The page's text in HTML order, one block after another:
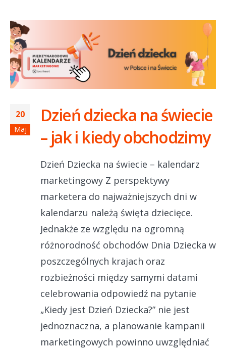
20
Maj
Dzień dziecka na świecie
– jak i kiedy obchodzimy
Dzień Dziecka na świecie – kalendarz
marketingowy Z perspektywy
marketera do najważniejszych dni w
kalendarzu należą święta dziecięce.
Jednakże ze względu na ogromną
różnorodność obchodów Dnia Dziecka w
poszczególnych krajach oraz
rozbieżności między samymi datami
celebrowania odpowiedź na pytanie
„Kiedy jest Dzień Dziecka?” nie jest
jednoznaczna, a planowanie kampanii
marketingowych powinno uwzględniać